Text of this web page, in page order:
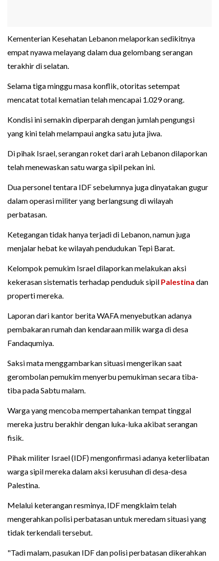
Kementerian Kesehatan Lebanon melaporkan sedikitnya
empat nyawa melayang dalam dua gelombang serangan
terakhir di selatan.
Selama tiga minggu masa konflik, otoritas setempat
mencatat total kematian telah mencapai 1.029 orang.
Kondisi ini semakin diperparah dengan jumlah pengungsi
yang kini telah melampaui angka satu juta jiwa.
Di pihak Israel, serangan roket dari arah Lebanon dilaporkan
telah menewaskan satu warga sipil pekan ini.
Dua personel tentara IDF sebelumnya juga dinyatakan gugur
dalam operasi militer yang berlangsung di wilayah
perbatasan.
Ketegangan tidak hanya terjadi di Lebanon, namun juga
menjalar hebat ke wilayah pendudukan Tepi Barat.
Kelompok pemukim Israel dilaporkan melakukan aksi
kekerasan sistematis terhadap penduduk sipil Palestina dan
properti mereka.
Laporan dari kantor berita WAFA menyebutkan adanya
pembakaran rumah dan kendaraan milik warga di desa
Fandaqumiya.
Saksi mata menggambarkan situasi mengerikan saat
gerombolan pemukim menyerbu pemukiman secara tiba-
tiba pada Sabtu malam.
Warga yang mencoba mempertahankan tempat tinggal
mereka justru berakhir dengan luka-luka akibat serangan
fisik.
Pihak militer Israel (IDF) mengonfirmasi adanya keterlibatan
warga sipil mereka dalam aksi kerusuhan di desa-desa
Palestina.
Melalui keterangan resminya, IDF mengklaim telah
mengerahkan polisi perbatasan untuk meredam situasi yang
tidak terkendali tersebut.
"Tadi malam, pasukan IDF dan polisi perbatasan dikerahkan